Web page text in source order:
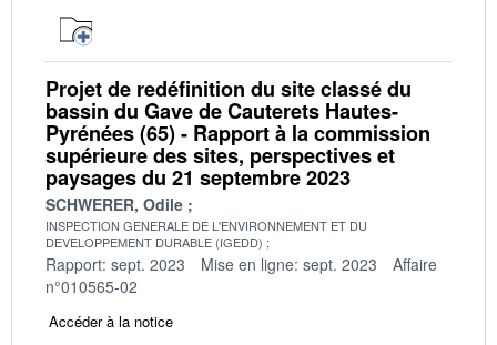
Projet de redéfinition du site classé du
bassin du Gave de Cauterets Hautes-
Pyrénées (65) - Rapport à la commission
supérieure des sites, perspectives et
paysages du 21 septembre 2023
SCHWERER, Odile
INSPECTION GENERALE DE L'ENVIRONNEMENT ET DU
DEVELOPPEMENT DURABLE (IGEDD)
Rapport: sept. 2023 Mise en ligne: sept. 2023
Affaire
n°010565-02
Accéder à la notice